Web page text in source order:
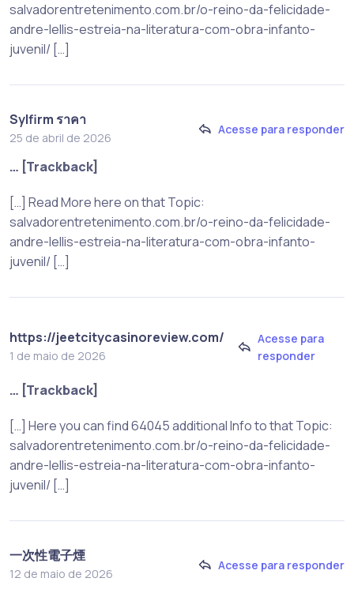
salvadorentretenimento.com.br/o-reino-da-felicidade-
andre-lellis-estreia-na-literatura-com-obra-infanto-
juvenil/ […]
Sylfirm ราคา
25 de abril de 2026
Acesse para responder
… [Trackback]
[…] Read More here on that Topic:
salvadorentretenimento.com.br/o-reino-da-felicidade-
andre-lellis-estreia-na-literatura-com-obra-infanto-
juvenil/ […]
https://jeetcitycasinoreview.com/
1 de maio de 2026
Acesse para
responder
… [Trackback]
[…] Here you can find 64045 additional Info to that Topic:
salvadorentretenimento.com.br/o-reino-da-felicidade-
andre-lellis-estreia-na-literatura-com-obra-infanto-
juvenil/ […]
一次性電子煙
12 de maio de 2026
Acesse para responder